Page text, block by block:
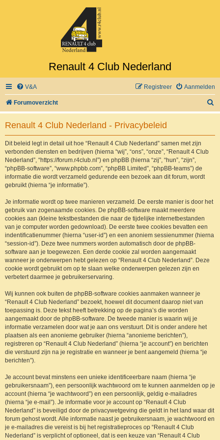
Renault 4 Club Nederland
V&A Aanmelden
Registreer
Forumoverzicht
o
Renault 4 Club Nederland - Privacybeleid
Dit beleid legt in detail uit hoe “Renault 4 Club Nederland” samen met zijn
verbonden diensten en bedrijven (hierna “wij”, “ons”, “onze”, “Renault 4 Club
Nederland”, “https://forum.r4club.nl”) en phpBB (hierna “zij”, “hun”, “zijn”,
“phpBB-software”, “www.phpbb.com”, “phpBB Limited”, “phpBB-teams”) de
informatie die wordt verzameld gedurende een bezoek aan dit forum, wordt
gebruikt (hierna “je informatie”).
Je informatie wordt op twee manieren verzameld. De eerste manier is door het
gebruik van zogenaamde cookies. De phpBB-software maakt meerdere
cookies aan (kleine tekstbestanden die naar de tijdelijke internetbestanden
van je computer worden gedownload). De eerste twee cookies bevatten een
indentificatienummer (hierna “user-id”) en een anoniem sessienummer (hierna
“session-id”). Deze twee nummers worden automatisch door de phpBB-
software aan je toegewezen. Een derde cookie zal worden aangemaakt
wanneer je onderwerpen hebt gelezen op “Renault 4 Club Nederland”. Deze
cookie wordt gebruikt om op te slaan welke onderwerpen gelezen zijn en
verbetert daarmee je gebruikerservaring.
Wij kunnen ook buiten de phpBB-software cookies aanmaken wanneer je
“Renault 4 Club Nederland” bezoekt, hoewel dit document daarop niet van
toepassing is. Deze tekst heeft betrekking op de pagina’s die worden
aangemaakt door de phpBB-software. De tweede manier is waarin wij je
informatie verzamelen door wat je aan ons verstuurt. Dit is onder andere het
plaatsen als een anonieme gebruiker (hierna “anonieme berichten”),
registreren op “Renault 4 Club Nederland” (hierna “je account”) en berichten
die verstuurd zijn na je registratie en wanneer je bent aangemeld (hierna “je
berichten”).
Je account bevat minstens een unieke identificeerbare naam (hierna “je
gebruikersnaam”), een persoonlijk wachtwoord om te kunnen aanmelden op je
account (hierna “je wachtwoord”) en een persoonlijk, geldig e-mailadres
(hierna “je e-mail”). Je informatie voor je account op “Renault 4 Club
Nederland” is beveiligd door de privacywetgeving die geldt in het land waar dit
forum gehost wordt. Alle informatie naast je gebruikersnaam, je wachtwoord en
je e-mailadres die vereist is bij het registratieproces op “Renault 4 Club
Nederland” is verplicht of optioneel, dat is een keuze van “Renault 4 Club